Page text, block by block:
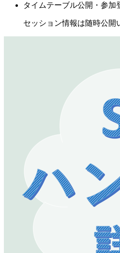
タイムテーブル公開・参加
セッション情報は随時公開